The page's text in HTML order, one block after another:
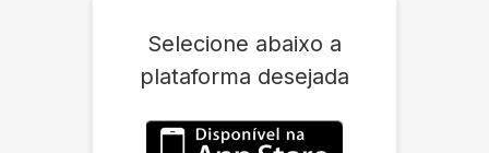
Selecione abaixo a
plataforma desejada